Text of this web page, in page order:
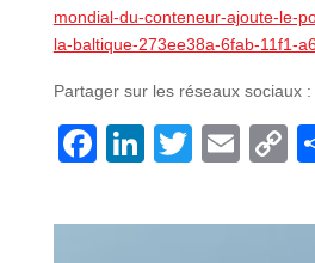
mondial-du-conteneur-ajoute-le-
la-baltique-273ee38a-6fab-11f1-
Partager sur les réseaux sociaux :
Facebook
LinkedIn
Twitter